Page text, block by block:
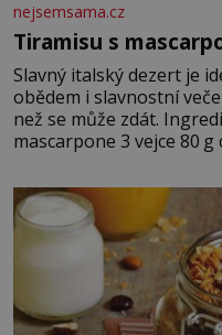
nejsemsama.cz
Tiramisu s
Slavný italský dezert je
obědem i slavnostní
než se může zdát.
mascarpone 3 vejce 80 g cukru 200 g cukrářských
posypání Postup:
vyšlehejte s cukrem do
vmíchejte mascarpone,